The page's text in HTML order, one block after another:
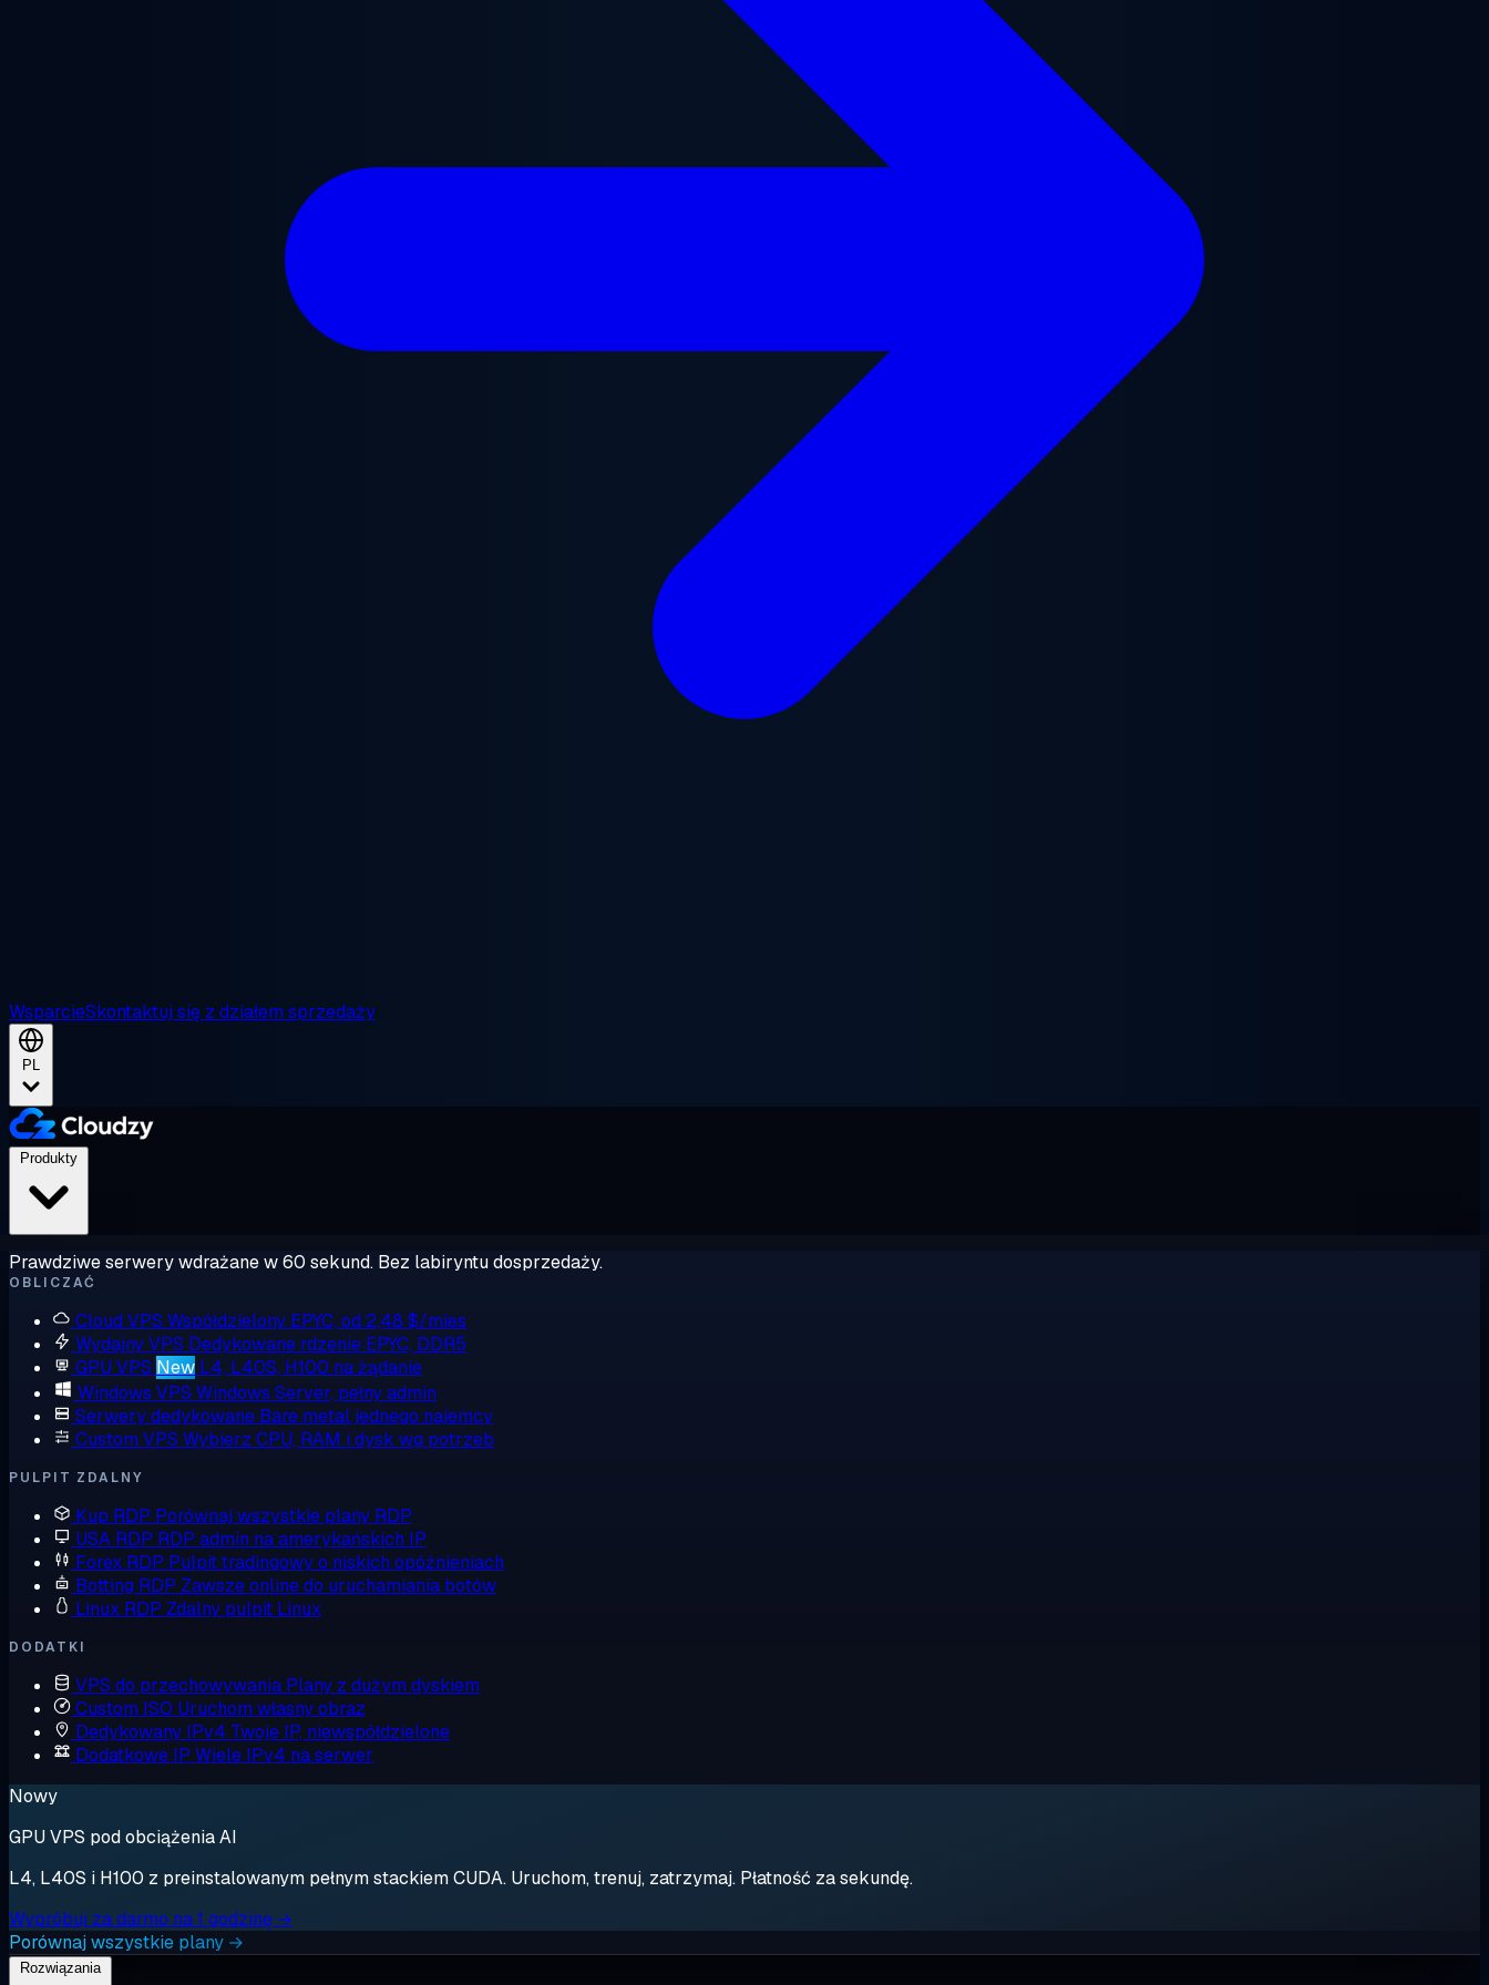
WsparcieSkontaktuj się z działem sprzedaży
PL
Prawdziwe serwery wdrażane w 60 sekund. Bez labiryntu dosprzedaży.
OBLICZAĆ
Cloud VPS Współdzielony EPYC, od 2,48 $/mies
Wydajny VPS Dedykowane rdzenie EPYC, DDR5
GPU VPS New L4, L40S, H100 na żądanie
Windows VPS Windows Server, pełny admin
Serwery dedykowane Bare metal jednego najemcy
Custom VPS Wybierz CPU, RAM i dysk wg potrzeb
PULPIT ZDALNY
Kup RDP Porównaj wszystkie plany RDP
USA RDP RDP admin na amerykańskich IP
Forex RDP Pulpit tradingowy o niskich opóźnieniach
Botting RDP Zawsze online do uruchamiania botów
Linux RDP Zdalny pulpit Linux
DODATKI
VPS do przechowywania Plany z dużym dyskiem
Custom ISO Uruchom własny obraz
Dedykowany IPv4 Twoje IP, niewspółdzielone
Dodatkowe IP Wiele IPv4 na serwer
Nowy
GPU VPS pod obciążenia AI
L4, L40S i H100 z preinstalowanym pełnym stackiem CUDA. Uruchom, trenuj, zatrzymaj. Płatność za sekundę.
Wypróbuj za darmo na 1 godzinę →
Porównaj wszystkie plany →
Rozwiązania